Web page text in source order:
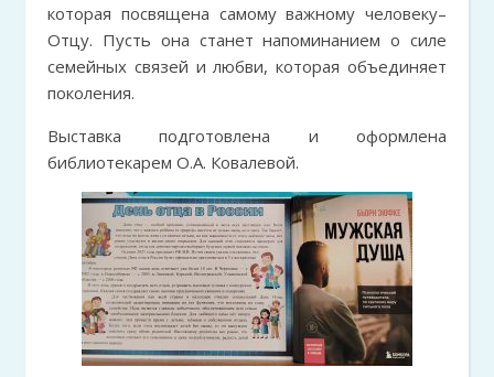
которая посвящена самому важному человеку–
Отцу. Пусть она станет напоминанием о силе
семейных связей и любви, которая объединяет
поколения.
Выставка подготовлена и оформлена
библиотекарем О.А. Ковалевой.